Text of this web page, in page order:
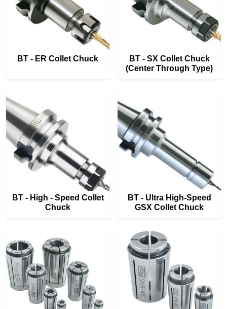
BT - ER Collet Chuck
BT - SX Collet Chuck
(Center Through Type)
BT - High - Speed Collet
Chuck
BT - Ultra High-Speed
GSX Collet Chuck